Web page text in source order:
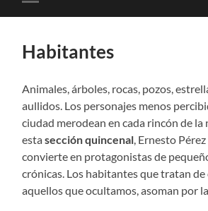
Alternar
el
móvil
Habitantes
Animales, árboles, rocas, pozos,
aullidos. Los personajes menos
ciudad merodean en cada rincón de la
estasección quincenal , Ernesto
convierte en protagonistas de
crónicas. Los habitantes que tratan de
aquellos que ocultamos, asoman por